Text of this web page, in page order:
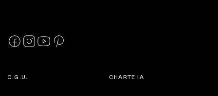
C.G.U. CHARTE IA